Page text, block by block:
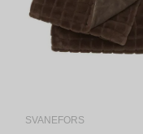
SVANEFORS